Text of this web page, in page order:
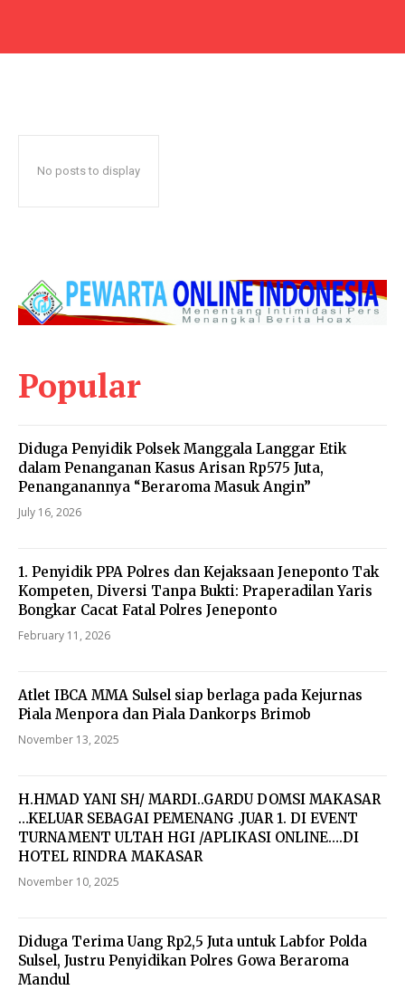
No posts to display
Popular
Diduga Penyidik Polsek Manggala Langgar Etik
dalam Penanganan Kasus Arisan Rp575 Juta,
Penanganannya “Beraroma Masuk Angin”
July 16, 2026
1. Penyidik PPA Polres dan Kejaksaan Jeneponto Tak
Kompeten, Diversi Tanpa Bukti: Praperadilan Yaris
Bongkar Cacat Fatal Polres Jeneponto
February 11, 2026
Atlet IBCA MMA Sulsel siap berlaga pada Kejurnas
Piala Menpora dan Piala Dankorps Brimob
November 13, 2025
H.HMAD YANI SH/ MARDI..GARDU DOMSI MAKASAR
…KELUAR SEBAGAI PEMENANG .JUAR 1. DI EVENT
TURNAMENT ULTAH HGI /APLIKASI ONLINE….DI
HOTEL RINDRA MAKASAR
November 10, 2025
Diduga Terima Uang Rp2,5 Juta untuk Labfor Polda
Sulsel, Justru Penyidikan Polres Gowa Beraroma
Mandul